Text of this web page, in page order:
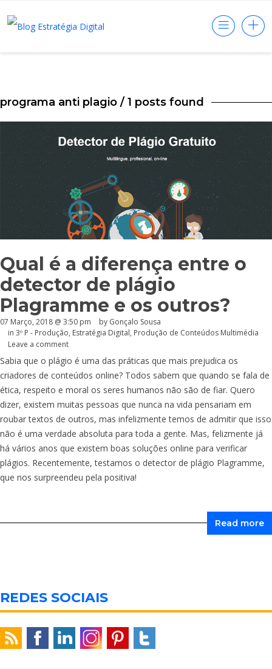
programa anti plagio / 1 posts found
Qual é a diferença entre o
detector de plágio
Plagramme e os outros?
07 Março, 2018 @ 3:50 pm by Gonçalo Sousa
in 3º P - Produção, Estratégia Digital, Produção de Conteúdos Multimédia
Leave a comment
Sabia que o plágio é uma das práticas que mais prejudica os
criadores de conteúdos online? Todos sabem que quando se fala de
ética, respeito e moral os seres humanos não são de fiar. Quero
dizer, existem muitas pessoas que nunca na vida pensariam em
roubar textos de outros, mas infelizmente temos de admitir que isso
não é uma verdade absoluta para toda a gente. Mas, felizmente já
há vários anos que existem boas soluções online para verificar
plágios. Recentemente, testamos o detector de plágio Plagramme,
que nos surpreendeu pela positiva!
Read more
REDES SOCIAIS